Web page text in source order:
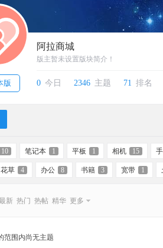
版
阿拉商城
版主暂未设置版块简介！
0 今日 2346 主题 71 排名
10 笔记本 1 平板 1 相机 15
花草 4 办公 8 书籍 3 宽带 1
新 热门 热帖 精华 更多
范围内尚无主题